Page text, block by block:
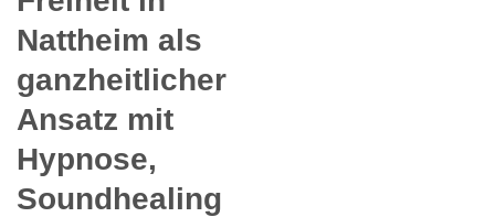
Nattheim als
ganzheitlicher
Ansatz mit
Hypnose,
Soundhealing